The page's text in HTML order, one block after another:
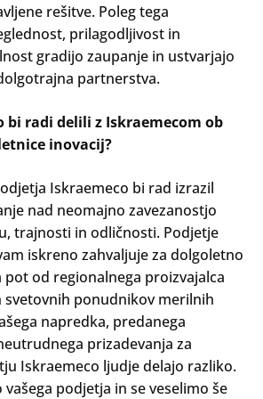
rešitve. Poleg tega
prilagodljivost in
gradijo zaupanje in ustvarjajo
partnerstva.
bi radi delili z Iskraemecom ob
inovacij?
Iskraemeco bi rad izrazil
nad neomajno zavezanostjo
trajnosti in odličnosti. Podjetje
iskreno zahvaljuje za dolgoletno
pot od regionalnega proizvajalca
svetovnih ponudnikov merilnih
napredka, predanega
prizadevanja za
Iskraemeco ljudje delajo razliko.
podjetja in se veselimo še